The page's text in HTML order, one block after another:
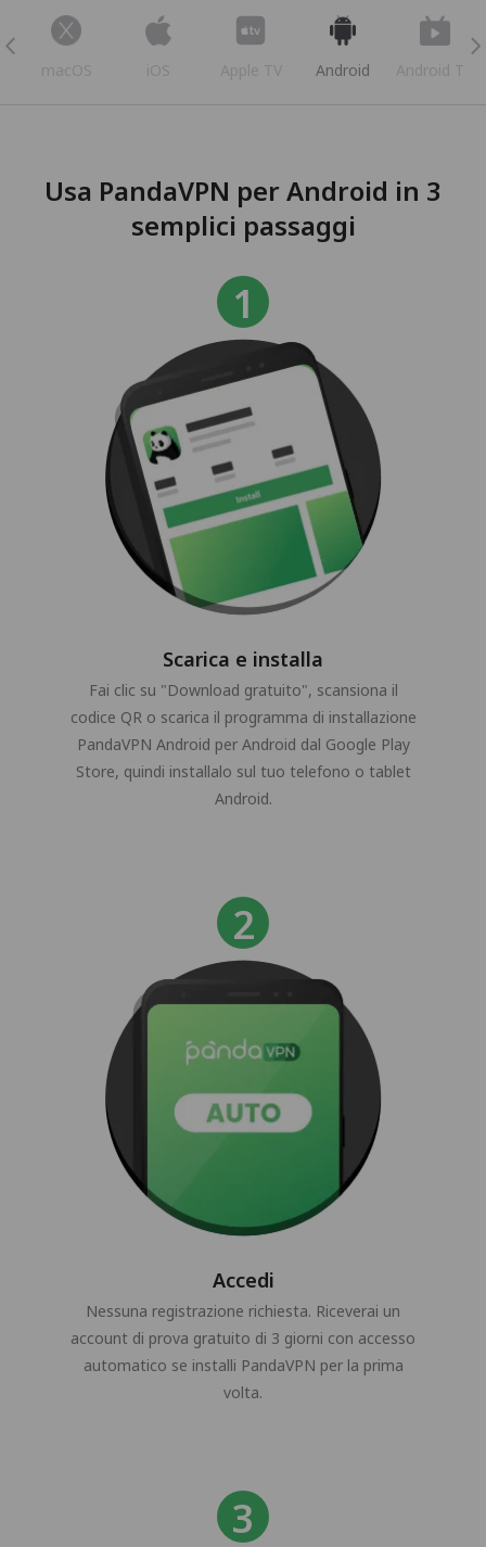
macOS iOS Apple TV Android Android TV
Usa PandaVPN per Android in 3
semplici passaggi
Scarica e installa
Fai clic su "Download gratuito", scansiona il
codice QR o scarica il programma di installazione
PandaVPN Android per Android dal Google Play
Store, quindi installalo sul tuo telefono o tablet
Android.
Accedi
Nessuna registrazione richiesta. Riceverai un
account di prova gratuito di 3 giorni con accesso
automatico se installi PandaVPN per la prima
volta.